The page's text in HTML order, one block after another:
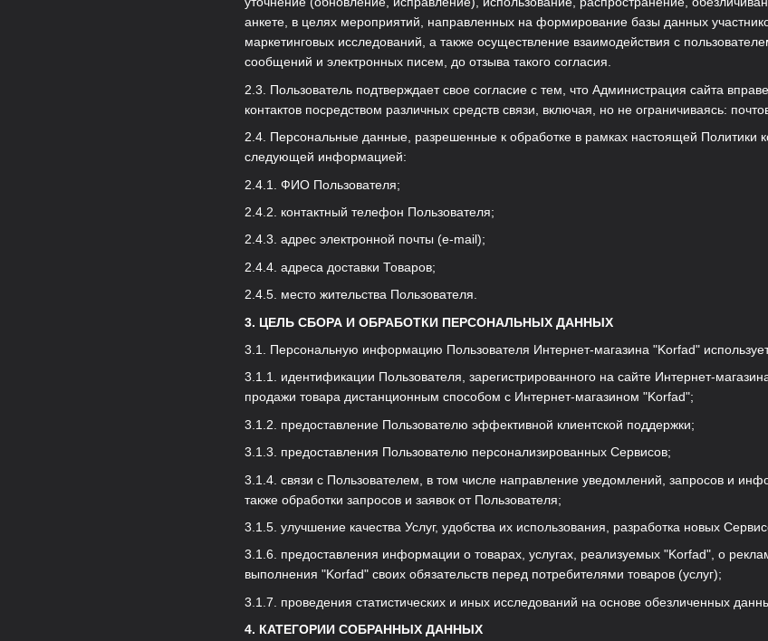
анкете, в целях мероприятий, направленных на формирование базы данных
маркетинговых исследований, а также осуществление взаимодействия с
сообщений и электронных писем, до отзыва такого согласия.
2.3. Пользователь подтверждает свое согласие с тем, что Администрация сайта
контактов посредством различных средств связи, включая, но не ограничиваясь:
2.4. Персональные данные, разрешенные к обработке в рамках настоящей Политики
следующей информацией:
2.4.1. ФИО Пользователя;
2.4.2. контактный телефон Пользователя;
2.4.3. адрес электронной почты (e-mail);
2.4.4. адреса доставки Товаров;
2.4.5. место жительства Пользователя.
3. ЦЕЛЬ СБОРА И ОБРАБОТКИ ПЕРСОНАЛЬНЫХ ДАННЫХ
3.1. Персональную информацию Пользователя Интернет-магазина "Korfad"
3.1.1. идентификации Пользователя, зарегистрированного на сайте Интернет-
продажи товара дистанционным способом с Интернет-магазином "Korfad";
3.1.2. предоставление Пользователю эффективной клиентской поддержки;
3.1.3. предоставления Пользователю персонализированных Сервисов;
3.1.4. связи с Пользователем, в том числе направление уведомлений, запросов и
также обработки запросов и заявок от Пользователя;
3.1.5. улучшение качества Услуг, удобства их использования, разработка новых
3.1.6. предоставления информации о товарах, услугах, реализуемых "Korfad", о
выполнения "Korfad" своих обязательств перед потребителями товаров (услуг);
3.1.7. проведения статистических и иных исследований на основе обезличенных
4. КАТЕГОРИИ СОБРАННЫХ ДАННЫХ